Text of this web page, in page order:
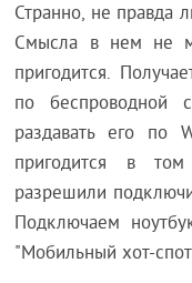
Странно, не правда
Смысла в нем не
пригодится.
по беспроводной
раздавать его по
пригодится в
разрешили
Подключаем
"Мобильный хот-